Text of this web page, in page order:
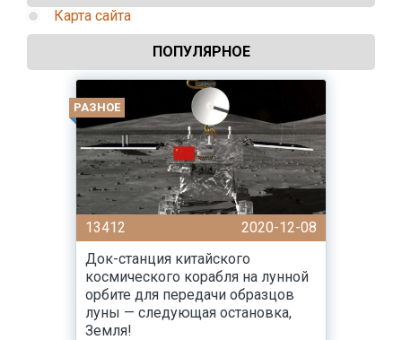
Карта сайта
ПОПУЛЯРНОЕ
РАЗНОЕ
13412
2020-12-08
Док-станция китайского
космического корабля на лунной
орбите для передачи образцов
луны — следующая остановка,
Земля!